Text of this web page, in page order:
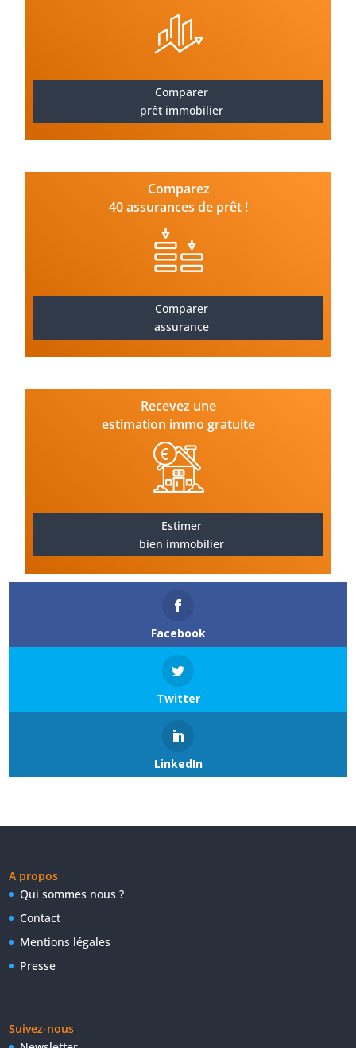
Comparer
prêt immobilier
Comparez
40 assurances de prêt !
Comparer
assurance
Recevez une
estimation immo gratuite
Estimer
bien immobilier
Facebook
Twitter
LinkedIn
A propos
Qui sommes nous ?
Contact
Mentions légales
Presse
Suivez-nous